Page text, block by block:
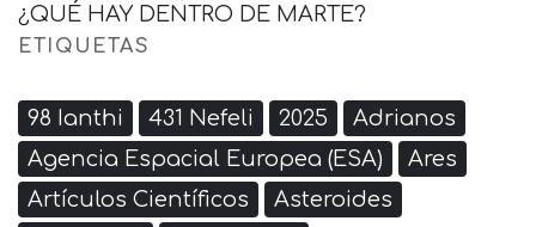
¿QUÉ HAY DENTRO DE MARTE?
ETIQUETAS
98 Ianthi 431 Nefeli 2025
Adrianos
Agencia Espacial Europea (ESA)
Ares
Artículos Científicos
Asteroides